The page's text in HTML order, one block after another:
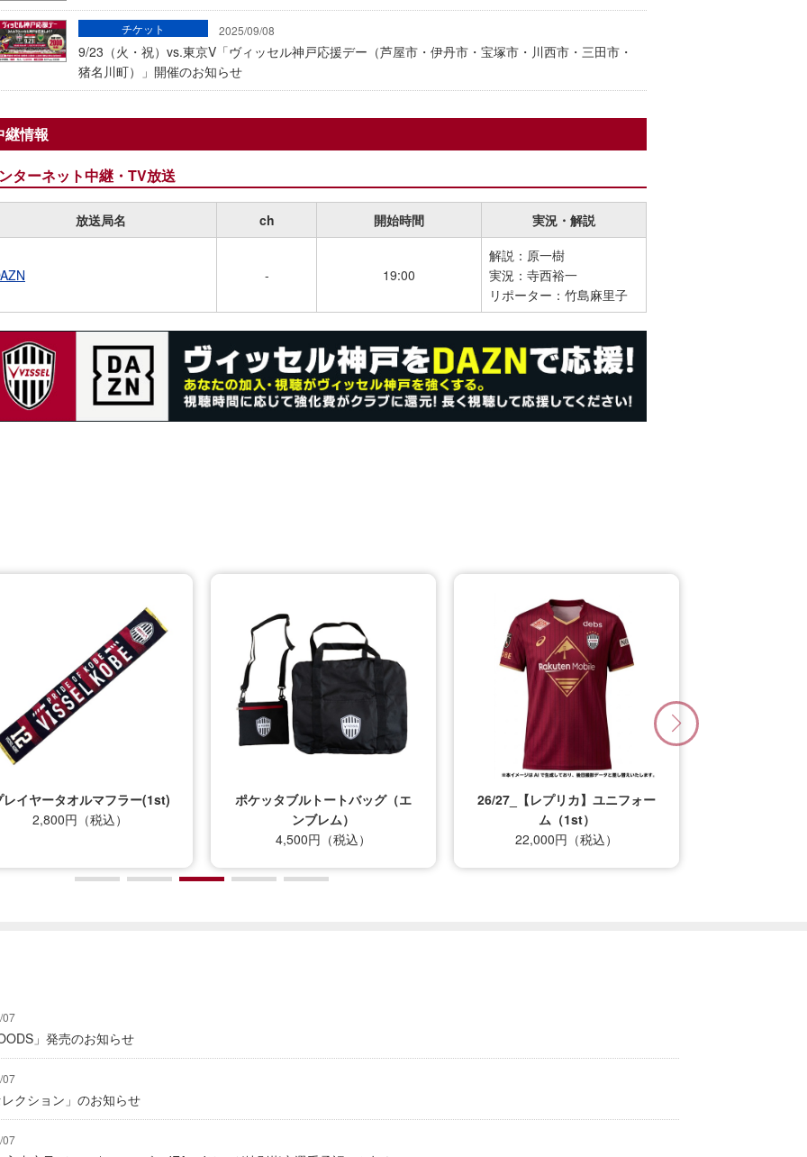
2025/09/08
9/23（火・祝）vs.東京V「ヴィッセル神戸応援デー（芦屋市・伊丹市・宝塚市・川西市・三田市・
猪名川町）」開催のお知らせ
チケット
継情報
ターネット中継・TV放送
放送局名 ch 開始時間 実況・解説
- 19:00
解説：原一樹
実況：寺西裕一
リポーター：竹島麻里子
レイヤータオルマフラー(1st)
2,800円（税込）
ポケッタブルトートバッグ（エ
ンブレム）
4,500円（税込）
26/27_【レプリカ】ユニフォー
ム（1st）
22,000円（税込）
07
」発売のお知らせ
07
クション」のお知らせ
07